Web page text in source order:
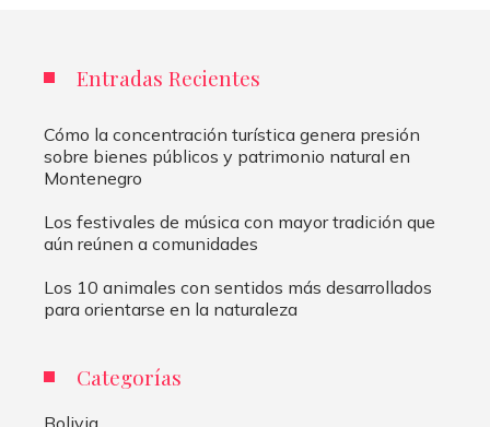
Entradas Recientes
Cómo la concentración turística genera presión
sobre bienes públicos y patrimonio natural en
Montenegro
Los festivales de música con mayor tradición que
aún reúnen a comunidades
Los 10 animales con sentidos más desarrollados
para orientarse en la naturaleza
Categorías
Bolivia